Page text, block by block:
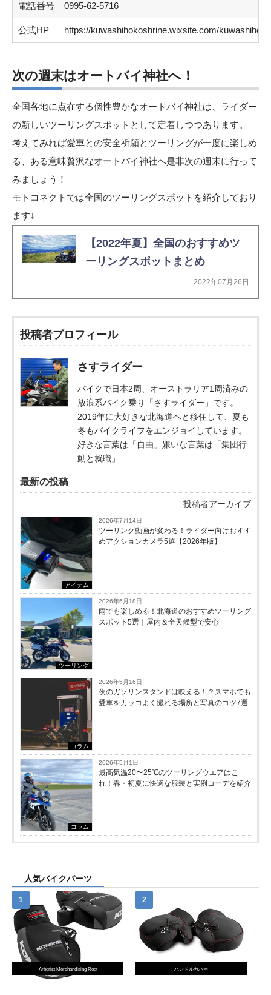
電話番号 0995-62-5716
公式HP https://kuwashihokoshrine.wixsite.com/
次の週末はオートバイ神社へ！
全国各地に点在する個性豊かなオートバイ神社は、ライダー
の新しいツーリングスポットとして定着しつつあります。
考えてみれば愛車との安全祈願とツーリングが一度に楽しめ
る、ある意味贅沢なオートバイ神社へ是非次の週末に行って
みましょう！
モトコネクトでは全国のツーリングスポットを紹介しており
ます↓
【2022年夏】全国のおすすめツ
ーリングスポットまとめ
2022年07月26日
投稿者プロフィール
さすライダー
バイクで日本2周、オーストラリア1周済みの
放浪系バイク乗り「さすライダー」です。
2019年に大好きな北海道へと移住して、夏も
冬もバイクライフをエンジョイしています。
好きな言葉は「自由」嫌いな言葉は「集団行
動と就職」
最新の投稿
投稿者アーカイブ
アイテム
2026年7月14日
ツーリング動画が変わる！ライダー向けおすす
めアクションカメラ5選【2026年版】
ツーリング
2026年6月18日
雨でも楽しめる！北海道のおすすめツーリング
スポット5選｜屋内＆全天候型で安心
コラム
2026年5月16日
夜のガソリンスタンドは映える！？スマホでも
愛車をカッコよく撮れる場所と写真のコツ7選
コラム
2026年5月1日
最高気温20〜25℃のツーリングウエアはこ
れ！春・初夏に快適な服装と実例コーデを紹介
人気バイクパーツ
Arborist Merchandising Root ハンドルカバー